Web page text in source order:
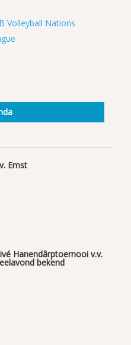
Volleyball Nations
Emst
Hanendârptoernooi v.v.
bekend